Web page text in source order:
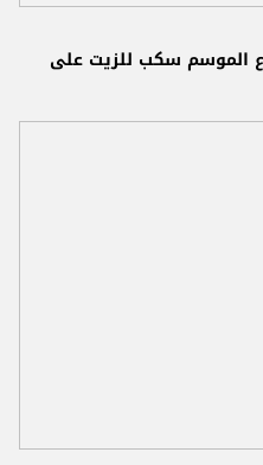
الموسم سكب للزيت على